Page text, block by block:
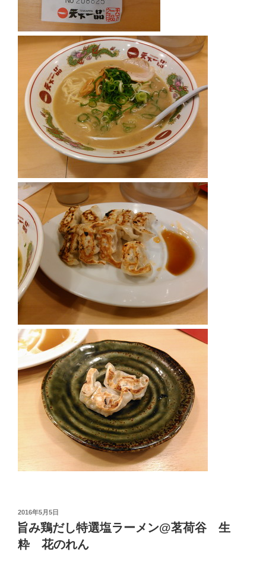
投
稿
日:
2016年5月5日
旨み鶏だし特選塩ラーメン@茗荷谷 生
粋 花のれん